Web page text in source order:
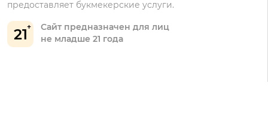
21
Сайт предназначен для лиц
не младше 21 года
предоставляет букмекерские услуги.